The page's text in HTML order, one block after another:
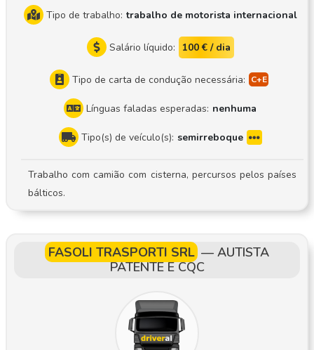
Tipo de trabalho: trabalho de motorista internacional
Salário líquido: 100 € / dia
Tipo de carta de condução necessária:
Línguas faladas esperadas: nenhuma
Tipo(s) de veículo(s): semirreboque
Trabalho com camião com cisterna, percursos pelos países
bálticos.
FASOLI TRASPORTI SRL — AUTISTA
PATENTE E CQC